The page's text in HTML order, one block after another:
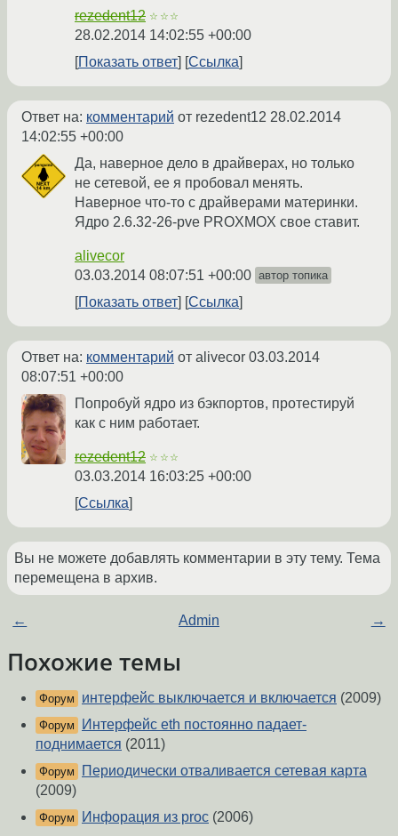
rezedent12 ☆☆☆
28.02.2014 14:02:55 +00:00
Показать ответ
Ссылка
Ответ на: комментарий от rezedent12 28.02.2014
14:02:55 +00:00
Да, наверное дело в драйверах, но только
не сетевой, ее я пробовал менять.
Наверное что-то с драйверами материнки.
Ядро 2.6.32-26-pve PROXMOX свое ставит.
alivecor
03.03.2014 08:07:51 +00:00 автор топика
Показать ответ Ссылка
Ответ на: комментарий от alivecor 03.03.2014
08:07:51 +00:00
Попробуй ядро из бэкпортов, протестируй
как с ним работает.
rezedent12 ☆☆☆
03.03.2014 16:03:25 +00:00
Ссылка
Вы не можете добавлять комментарии в эту тему. Тема
перемещена в архив.
← Admin →
Похожие темы
Форум интерфейс выключается и включается (2009)
Форум
Интерфейс eth постоянно падает-
поднимается (2011)
Форум
Периодически отваливается сетевая карта
(2009)
Форум Инфорация из proc (2006)